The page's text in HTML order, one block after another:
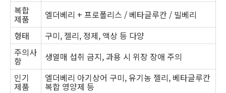
복합
제품
엘더베리 + 프로폴리스 / 베타글루칸 / 빌베리
형태
구미, 젤리, 정제, 액상 등 다양
주의사
항
생열매 섭취 금지, 과용 시 위장 장애 주의
인기
제품
엘더베리 아기상어 구미, 유기농 젤리, 베타글루칸
복합 영양제 등